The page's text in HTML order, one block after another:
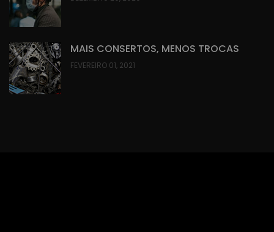
MAIS CONSERTOS, MENOS TROCAS
FEVEREIRO 01, 2021